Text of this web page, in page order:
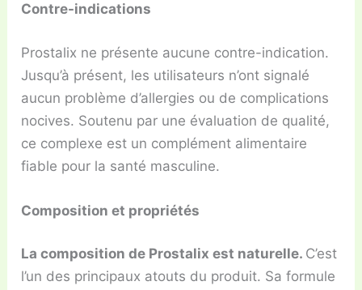
Contre-indications
Prostalix ne présente aucune contre-indication.
Jusqu’à présent, les utilisateurs n’ont signalé
aucun problème d’allergies ou de complications
nocives. Soutenu par une évaluation de qualité,
ce complexe est un complément alimentaire
fiable pour la santé masculine.
Composition et propriétés
La composition de Prostalix est naturelle. C’est
l’un des principaux atouts du produit. Sa formule